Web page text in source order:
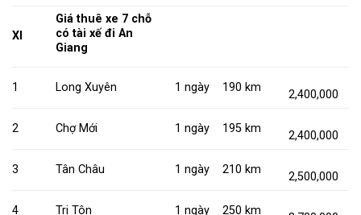
XI
Giá thuê xe 7 chỗ
có tài xế đi An
Giang
1 Long Xuyên 1 ngày 190 km
2,400,000
2 Chợ Mới 1 ngày 195 km
2,400,000
3 Tân Châu 1 ngày 210 km
2,500,000
4 Tri Tôn 1 ngày 250 km